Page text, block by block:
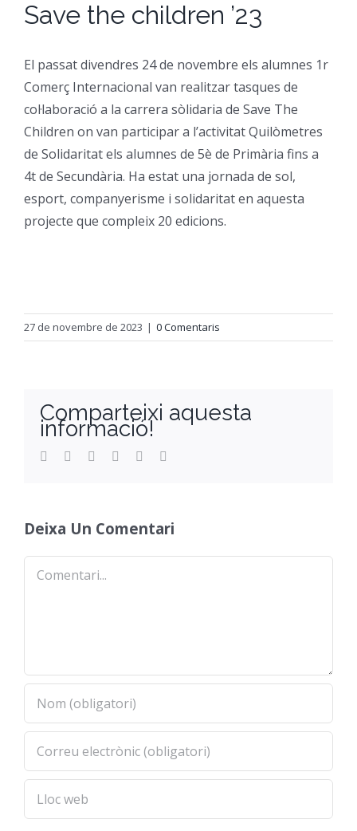
CFGM Manteniment
CFGS Administració i
CFGS Comerç
CFGS Sistemes
CFGS Assistència a la
CFGS Desenvolupament
Formació Ocupacional
CP Operacions auxiliars
Acreditació de competències
Beques
Catàleg de serveis
Certificació d’idiomes
Mobilitat | Erasmus +
Notícies
On Som
Instal·lacions
Save the children ’23
El passat divendres 24 de novembre els alumnes 1r
Comerç Internacional van realitzar tasques de
col·laboració a la carrera sòlidaria de Save The
Children on van participar a l’activitat Quilòmetres
de Solidaritat els alumnes de 5è de Primària fins a
4t de Secundària. Ha estat una jornada de sol,
esport, companyerisme i solidaritat en aquesta
projecte que compleix 20 edicions.
27 de novembre de 2023 | 0 Comentaris
Comparteixi aquesta
informació!
Facebook
TwitterReddit LinkedInWhatsApp
Deixa Un Comentari
Comentari